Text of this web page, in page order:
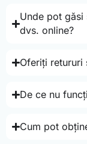
Unde pot găsi
dvs. online?
Oferiți retururi
De ce nu
Cum pot